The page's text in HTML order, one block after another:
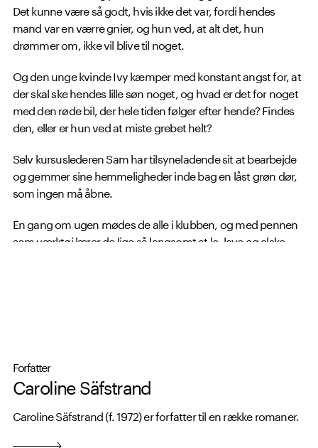
Det kunne være så godt, hvis ikke det var, fordi hendes
mand var en værre gnier, og hun ved, at alt det, hun
drømmer om, ikke vil blive til noget.
Og den unge kvinde Ivy kæmper med konstant angst for, at
der skal ske hendes lille søn noget, og hvad er det for noget
med den røde bil, der hele tiden følger efter hende? Findes
den, eller er hun ved at miste grebet helt?
Selv kursuslederen Sam har tilsyneladende sit at bearbejde
og gemmer sine hemmeligheder inde bag en låst grøn dør,
som ingen må åbne.
En gang om ugen mødes de alle i klubben, og med pennen
som værktøj lærer de lige så langsomt at le, leve og elske
Forfatter
Caroline Säfstrand
Caroline Säfstrand (f. 1972) er forfatter til en række romaner.